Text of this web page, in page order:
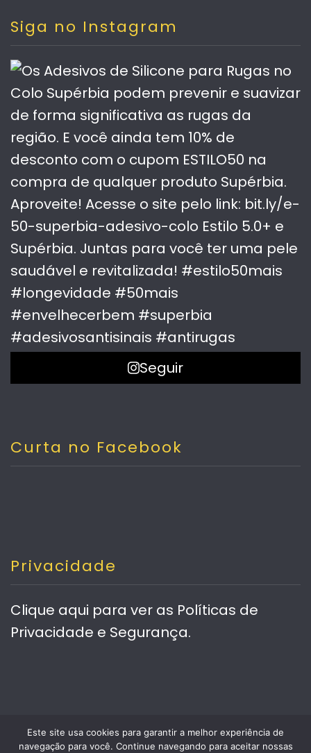
Siga no Instagram
Seguir
Curta no Facebook
Privacidade
Clique aqui para ver as Políticas de
Privacidade e Segurança.
Desenvolvido com ❤ porVero Contents|
Este site usa cookies para garantir a melhor experiência de
navegação para você. Continue navegando para aceitar nossas